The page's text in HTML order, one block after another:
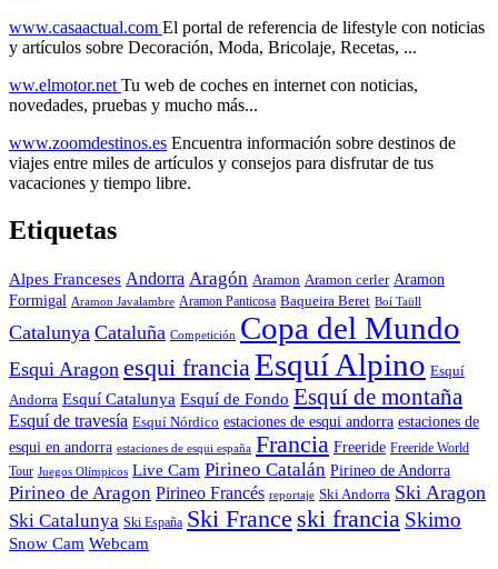
www.casaactual.com El portal de referencia de lifestyle con noticias
y artículos sobre Decoración, Moda, Bricolaje, Recetas, ...
ww.elmotor.net Tu web de coches en internet con noticias,
novedades, pruebas y mucho más...
www.zoomdestinos.es Encuentra información sobre destinos de
viajes entre miles de artículos y consejos para disfrutar de tus
vacaciones y tiempo libre.
Etiquetas
Alpes Franceses Andorra Aragón Aramon Aramon cerler Aramon
Formigal Aramon Javalambre Aramon Panticosa Baqueira Beret Boí Taüll
Catalunya Cataluña Competición Copa del Mundo
Esqui Aragon esqui francia Esquí Alpino Esquí
Andorra Esquí Catalunya Esquí de Fondo Esquí de montaña
Esquí de travesía Esquí Nórdico estaciones de esqui andorra estaciones de
esqui en andorra estaciones de esqui españa Francia Freeride Freeride World
Tour Juegos Olímpicos Live Cam Pirineo Catalán Pirineo de Andorra
Pirineo de Aragon Pirineo Francés reportaje Ski Andorra Ski Aragon
Ski Catalunya Ski España Ski France ski francia Skimo
Snow Cam Webcam